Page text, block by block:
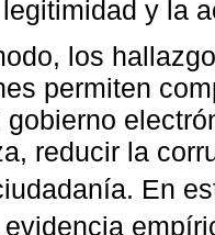
y la
los
permiten
reducir la
En
evidencia